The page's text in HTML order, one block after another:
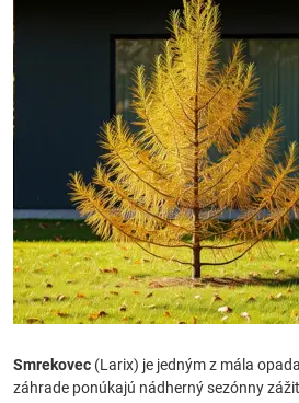
Smrekovec (Larix) je jedným z mála
záhrade ponúkajú nádherný sezónny